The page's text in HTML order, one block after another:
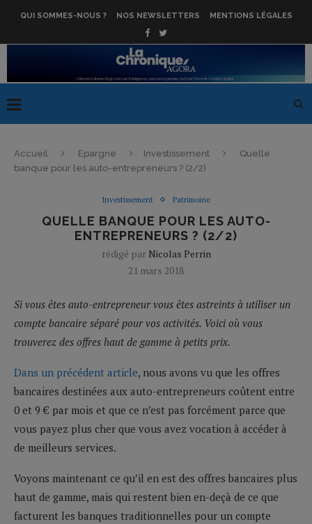
QUI SOMMES-NOUS ? NOS NEWSLETTERS MENTIONS LÉGALES
Accueil Epargne Investissement
Quelle
banque pour les auto-entrepreneurs ? (2/2)
Investissement Patrimoine
QUELLE BANQUE POUR LES AUTO-
ENTREPRENEURS ? (2/2)
rédigé par Nicolas Perrin
21 mars 2018
Si vous êtes auto-entrepreneur vous êtes astreints à utiliser un
compte bancaire séparé pour vos activités. Voici où vous
trouverez des offres haut de gamme à petits prix.
Dans un précédent article, nous avons vu que les offres
bancaires destinées aux auto-entrepreneurs coûtent entre
0 et 9 € par mois et que ce n’est pas forcément parce que
vous payez plus cher que vous avez vocation à accéder à
de meilleurs services.
Voyons maintenant ce qu’il en est des offres bancaires plus
haut de gamme, mais qui restent bien en-deçà de ce que
facturent les banques traditionnelles pour un compte